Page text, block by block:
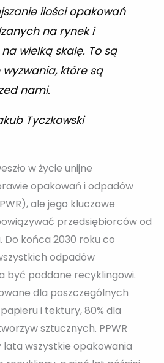
ilości opakowań
na rynek i
wielką skalę. To są
które są
nami.
Tyczkowski
w życie unijne
opakowań i odpadów
ale jego kluczowe
przedsiębiorców od
Do końca 2030 roku co
odpadów
być poddane recyklingowi.
dla poszczególnych
i tektury, 80% dla
sztucznych. PPWR
lata wszystkie opakowania